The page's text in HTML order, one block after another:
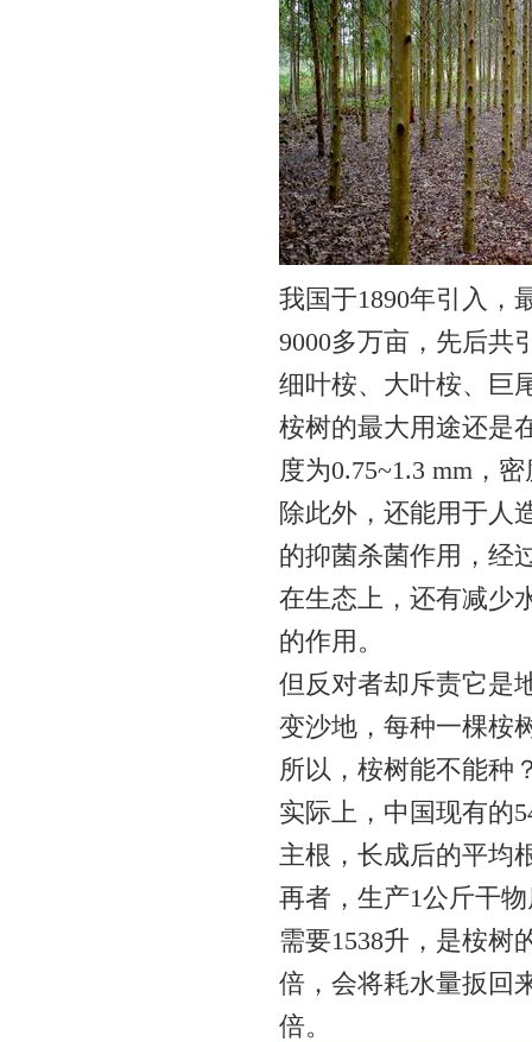
我国于1890年引入，
9000多万亩，先后共
细叶桉、大叶桉、巨
桉树的最大用途还是
度为0.75~1.3 mm，
除此外，还能用于人
的抑菌杀菌作用，经
在生态上，还有减少
的作用。
但反对者却斥责它是
变沙地，每种一棵桉
所以，桉树能不能种
实际上，中国现有的
主根，长成后的平均
再者，生产1公斤干
需要1538升，是桉树
倍，会将耗水量扳回
倍。